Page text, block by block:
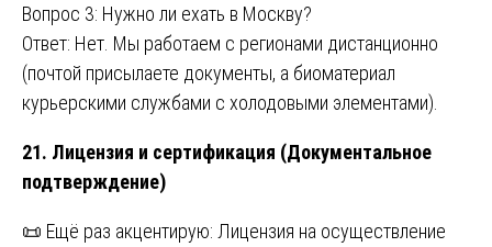
Вопрос 3: Нужно ли ехать в Москву?
Ответ: Нет. Мы работаем с регионами дистанционно
(почтой присылаете документы, а биоматериал
курьерскими службами с холодовыми элементами).
21. Лицензия и сертификация (Документальное
подтверждение)
📜 Ещё раз акцентирую: Лицензия на осуществление